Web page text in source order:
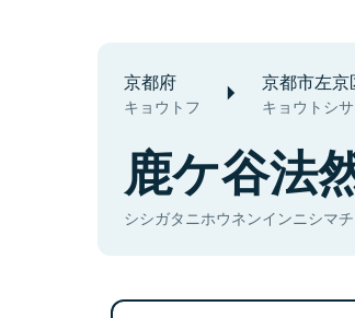
京都府
キョウトフ
京都市左京
キョウトシ
鹿ケ谷法
シシガタニホウネンインニシマチ